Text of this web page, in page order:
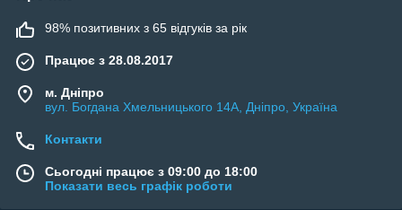
98% позитивних з 65 відгуків за рік
Працює з 28.08.2017
м. Дніпро
вул. Богдана Хмельницького 14А, Дніпро, Україна
Контакти
Сьогодні працює з 09:00 до 18:00
Показати весь графік роботи